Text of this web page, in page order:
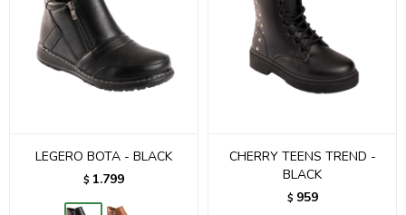
LEGERO BOTA - BLACK
$ 1.799
CHERRY TEENS TREND -
BLACK
$ 959